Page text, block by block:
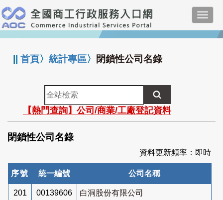
跳
到
主
要
:::
||首頁〉統計專區〉 閉鎖性公司名錄
全
站
檢
索
【熱門查詢】公司/商業/工廠登記資料
閉鎖性公司名錄
資料更新頻率：即時
序號 統一編號 公司名稱
201 00139606 白洞股份有限公司